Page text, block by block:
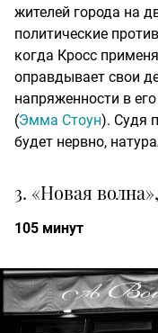
жителей города на
политические
когда Кросс
оправдывает свои
напряженности в
(Эмма Стоун). Судя
будет нервно,
3. «Новая
105 минут